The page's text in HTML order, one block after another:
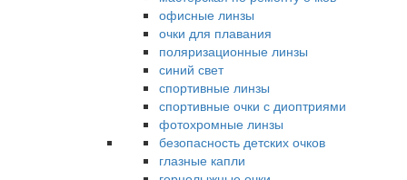
офисные линзы
очки для плавания
поляризационные линзы
синий свет
спортивные линзы
спортивные очки с диоптриями
фотохромные линзы
безопасность детских очков
глазные капли